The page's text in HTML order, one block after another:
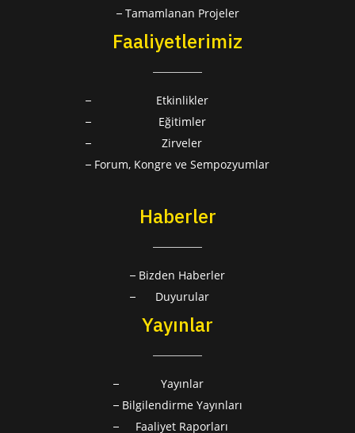
Tamamlanan Projeler
Faaliyetlerimiz
Etkinlikler
Eğitimler
Zirveler
Forum, Kongre ve Sempozyumlar
Haberler
Bizden Haberler
Duyurular
Yayınlar
Yayınlar
Bilgilendirme Yayınları
Faaliyet Raporları